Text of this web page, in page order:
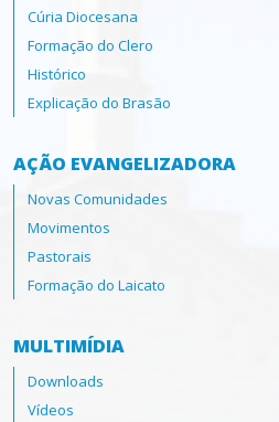
Cúria Diocesana
Formação do Clero
Histórico
Explicação do Brasão
AÇÃO EVANGELIZADORA
Novas Comunidades
Movimentos
Pastorais
Formação do Laicato
MULTIMÍDIA
Downloads
Vídeos